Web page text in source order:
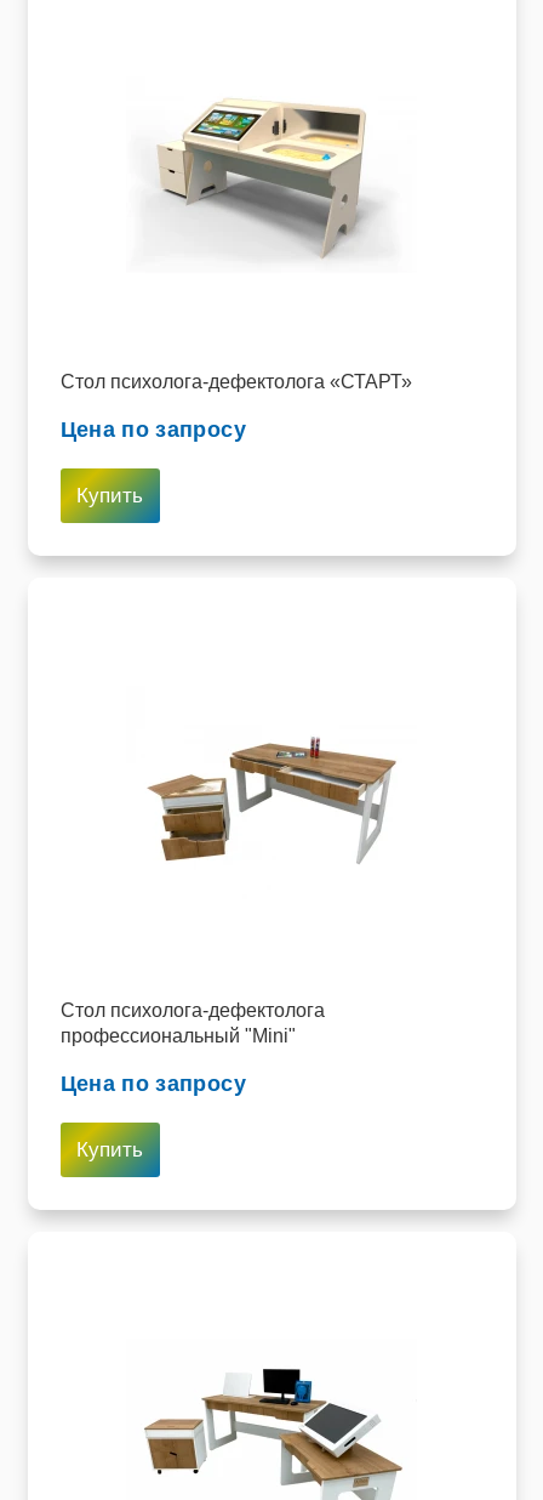
Цифровые лаборатории
Стол психолога-дефектолога «СТАРТ»
Цена по запросу
Купить
Стол психолога-дефектолога
профессиональный "Mini"
Цена по запросу
Купить